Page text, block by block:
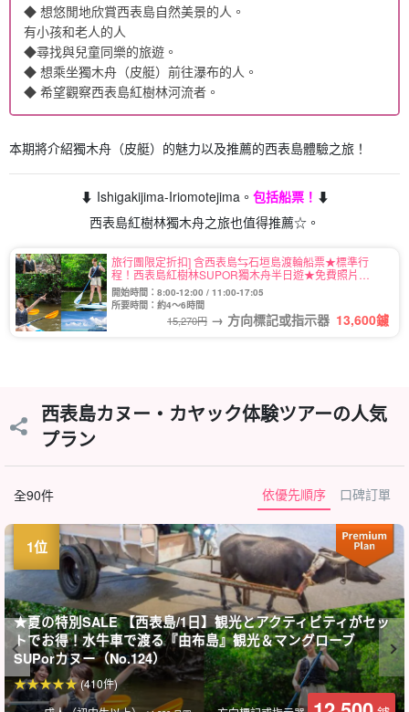
◆ 想悠閒地欣賞西表島自然美景的人。
有小孩和老人的人
◆尋找與兒童同樂的旅遊。
◆ 想乘坐獨木舟（皮艇）前往瀑布的人。
◆ 希望觀察西表島紅樹林河流者。
本期將介紹獨木舟（皮艇）的魅力以及推薦的西表島體驗之旅！
⬇︎ Ishigakijima-Iriomotejima。 包括船票！ ⬇︎
西表島紅樹林獨木舟之旅也值得推薦☆。
旅行團限定折扣] 含西表島⇆石垣島渡輪船票★標準行
程！西表島紅樹林SUPOR獨木舟半日遊★免費照片
(No.559)
開始時間：8:00-12:00 / 11:00-17:05
所要時間：約4～6時間
15,270円 → 方向標記或指示器 13,600鑢
西表島カヌー・カヤック体験ツアーの人気
プラン
全90件 依優先順序 口碑訂單
★夏の特別SALE 【西表島/1日】観光とアクティビティがセッ
トでお得！水牛車で渡る『由布島』観光＆マングローブ
SUPorカヌー（No.124）
(410件)